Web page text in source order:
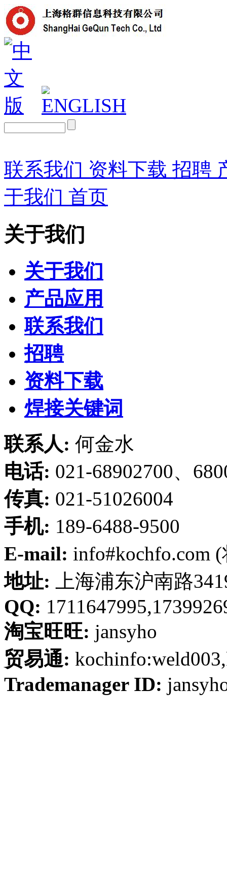
联系我们 资料下载 招聘
于我们 首页
关于我们
关于我们
产品应用
联系我们
招聘
资料下载
焊接关键词
联系人: 何金水
电话: 021-68902700、
传真: 021-51026004
手机: 189-6488-9500
E-mail: info#kochfo.com
地址: 上海浦东沪南路
QQ:
淘宝旺旺: jansyho
贸易通:
Trademanager ID: